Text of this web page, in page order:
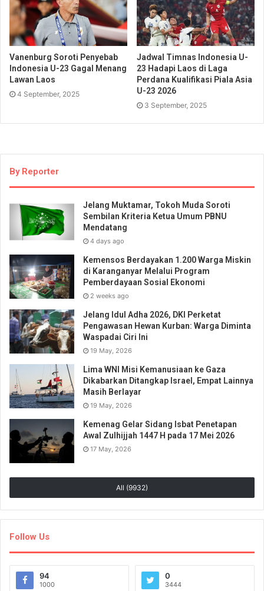
Vanenburg Soroti Penyebab
Indonesia U-23 Gagal Menang
Lawan Laos
4 September, 2025
Jadwal Timnas Indonesia U-
23 Hadapi Laos di Laga
Perdana Kualifikasi Piala Asia
U-23 2026
3 September, 2025
By Reporter
Jelang Muktamar, Tokoh Muda Soroti
Sembilan Kriteria Ketua Umum PBNU
Mendatang
4 days ago
Kemensos Berdayakan 1.200 Warga Miskin
di Karanganyar Melalui Program
Pemberdayaan Sosial Ekonomi
2 weeks ago
Jelang Idul Adha 2026, DKI Perketat
Pengawasan Hewan Kurban: Warga Diminta
Waspadai Ciri Ini
19 May, 2026
Lima WNI Misi Kemanusiaan ke Gaza
Dikabarkan Ditangkap Israel, Empat Lainnya
Masih Berlayar
19 May, 2026
Kemenag Gelar Sidang Isbat Penetapan
Awal Zulhijjah 1447 H pada 17 Mei 2026
17 May, 2026
All (9932)
Follow Us
94
1000
0
3444